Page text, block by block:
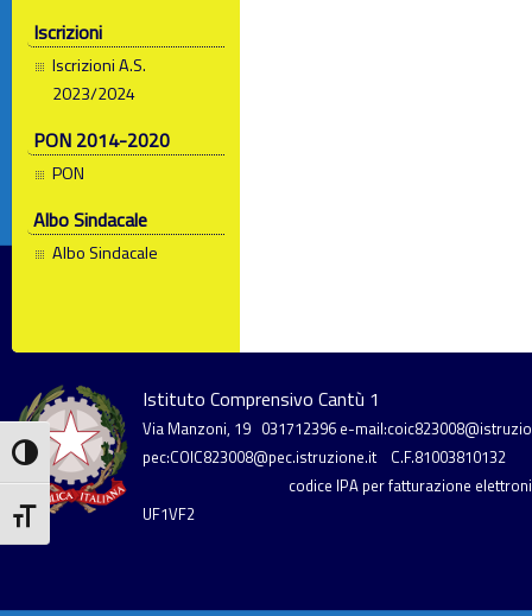
Attiva/disattiva alto contrasto
Attiva/disattiva dimensione testo
Iscrizioni
Iscrizioni A.S.
2023/2024
PON 2014-2020
PON
Albo Sindacale
Albo Sindacale
Istituto Comprensivo Cantù 1
Via Manzoni, 19 031712396 e-
pec:COIC823008@pec.istruzione.it
C.F.81003810132
codice IPA per fatturazione
UF1VF2